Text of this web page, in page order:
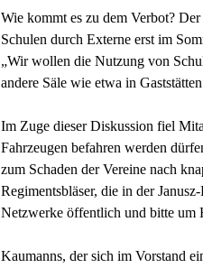
Wie kommt es zu dem Verbot?
Schulen durch Externe erst im
„Wir wollen die Nutzung von
andere Säle wie etwa in
Im Zuge dieser Diskussion fiel
Fahrzeugen befahren werden
zum Schaden der Vereine nach
Regimentsbläser, die in der
Netzwerke öffentlich und bitte um
Kaumanns, der sich im Vorstand